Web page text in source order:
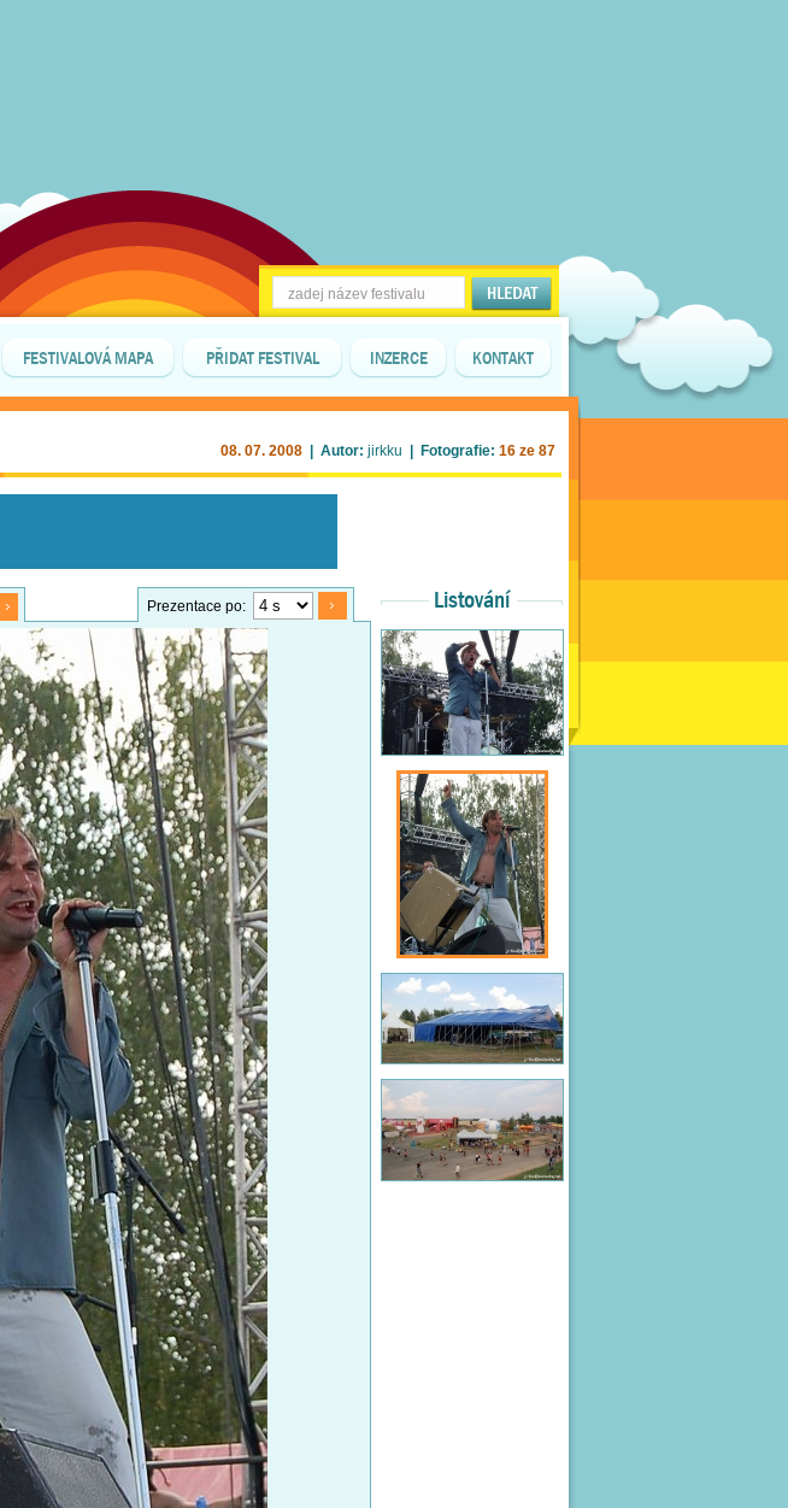
FESTIVALOVÁ MAPA PŘIDAT FESTIVAL INZERCE KONTAKT
08. 07. 2008 | Autor: jirkku | Fotografie: 16 ze 87
Prezentace po: Listování